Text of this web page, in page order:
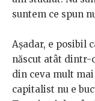
suntem ce spun
Așadar, e posibil
născut atât dintr-
din ceva mult
capitalist nu e